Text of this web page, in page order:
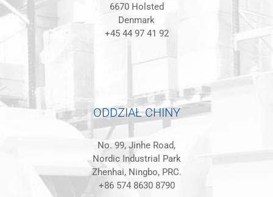
6670 Holsted
Denmark
+45 44 97 41 92
ODDZIAŁ CHINY
No. 99, Jinhe Road,
Nordic Industrial Park
Zhenhai, Ningbo, PRC.
+86 574 8630 8790